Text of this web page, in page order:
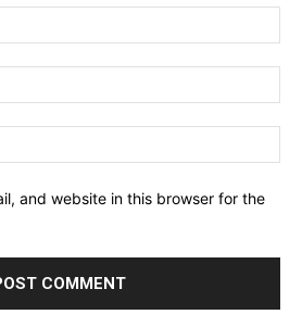
and website in this browser for the